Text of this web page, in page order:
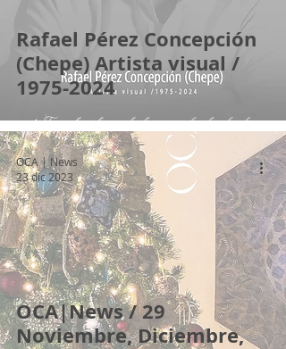
Rafael Pérez Concepción
(Chepe) Artista visual /
1975-2024
OCA|News / 29
Noviembre, Diciembre,
OCA | News
23 dic 2023